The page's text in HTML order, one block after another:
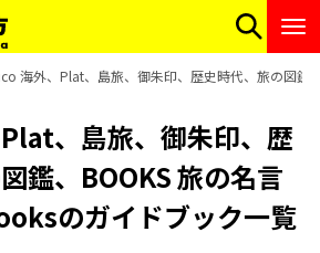
海外、Plat、島旅、御朱印、歴史時代、旅の図鑑
、島旅、御朱印、歴
鑑、BOOKS 旅の名言
のガイドブック一覧